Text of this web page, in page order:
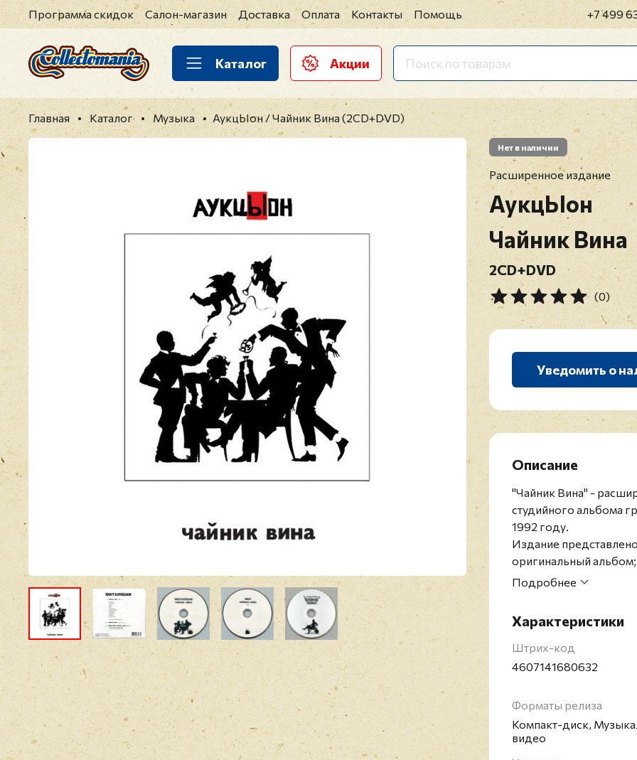
Программа скидок Салон-магазин Доставка Оплата Контакты Помощь +7 499
Каталог Акции
Главная Каталог Музыка АукцЫон / Чайник Вина (2CD+DVD)
Нет в наличии
Расширенное издание
АукцЫон
Чайник Вина
2CD+DVD
(0)
Уведомить о
Описание
"Чайник Вина" -
студийного альбома
1992 году.
Издание
оригинальный
Хвостенко в Париже
квартирника Хвоста в
Также издание
размером 27 Х 34 см.
АукцЫон - советская
Группа
этапах творчества
Подробнее
Характеристики
Штрих-код
4607141680632
Форматы релиза
Компакт-диск,
видео